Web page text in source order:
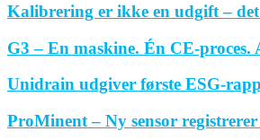
Kalibrering er ikke en udgift –
G3 – En maskine. Én CE-
Unidrain udgiver første ESG-
ProMinent – Ny sensor